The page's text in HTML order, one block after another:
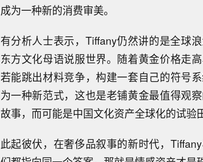
成为一种新的消费审美。
有分析人士表示，Tiffany仍然讲的是全球
东方文化母语说服世界。随着黄金价格走
若能跳出材料竞争，构建一套自己的符号
为一种新范式，这也是老铺黄金最值得观
故事，而可能是中国文化资产全球化的试验
此起彼伏，在奢侈品叙事的新时代，
印度食品监管机构警告帝亚吉欧，其宣
橡木桶熟成”具有误导性。
主权等事务的执行副主席汉娜·维尔库宁
员会当天就西班牙飞地休达局势约谈短
俄罗斯国防部消息称，俄军已攻占乌克